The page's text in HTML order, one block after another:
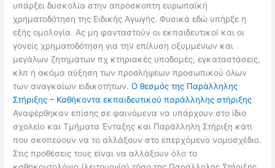
υπάρξει δυσκολία στην απρόσκοπτη ευρωπαϊκή
χρηματοδότηση της Ειδικής Αγωγής. Φυσικά εδώ υπήρξε η
εξής ομολογία. Ας μη φανταστούν οι εκπαιδευτικοί και οι
γονείς χρηματοδότηση για την επίλυση οξυμμένων και
μεγάλων ζητημάτων πχ κτηριακές υποδομές, εγκαταστάσεις,
κλπ ή ακόμα αύξηση των προσλήψεων προσωπικού όλων
των αναγκαίων ειδικοτήτων.Ο θεσμός της Παράλληλης
Στήριξης – Καθήκοντα εκπαιδευτικού παράλληλης στήριξης
Αναφέρθηκαν επίσης σε φαινόμενα να υπάρχουν στο ίδιο
σχολείο και Τμήματα Ένταξης και Παράλληλη Στήριξη κάτι
που σκοπεύουν να το αλλάξουν στο επερχόμενο νομοσχέδιο.
Στις προθέσεις τους είναι να αλλάξουν όλο το